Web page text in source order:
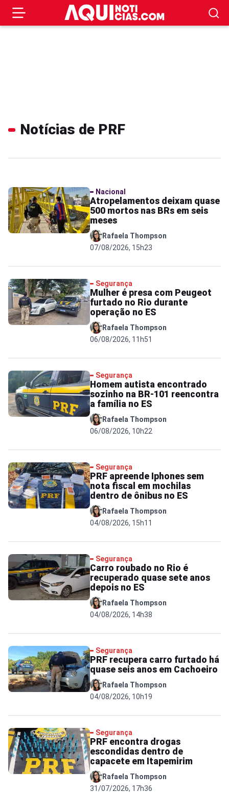
Notícias de PRF
Nacional
Atropelamentos deixam quase
500 mortos nas BRs em seis
meses
Rafaela Thompson
07/08/2026, 15h23
Segurança
Mulher é presa com Peugeot
furtado no Rio durante
operação no ES
Rafaela Thompson
06/08/2026, 11h51
Segurança
Homem autista encontrado
sozinho na BR-101 reencontra
a família no ES
Rafaela Thompson
06/08/2026, 10h22
Segurança
PRF apreende Iphones sem
nota fiscal em mochilas
dentro de ônibus no ES
Rafaela Thompson
04/08/2026, 15h11
Segurança
Carro roubado no Rio é
recuperado quase sete anos
depois no ES
Rafaela Thompson
04/08/2026, 14h38
Segurança
PRF recupera carro furtado há
quase seis anos em Cachoeiro
Rafaela Thompson
04/08/2026, 10h19
Segurança
PRF encontra drogas
escondidas dentro de
capacete em Itapemirim
Rafaela Thompson
31/07/2026, 17h36